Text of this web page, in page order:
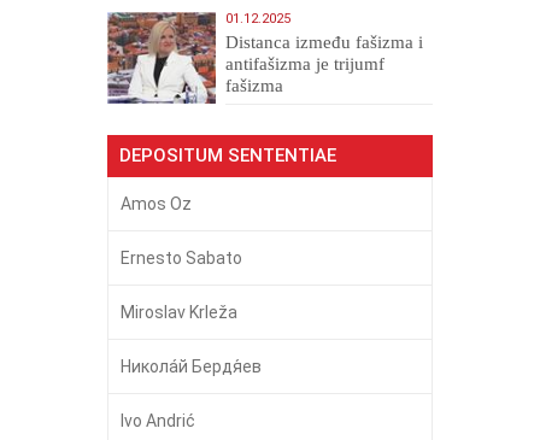
01.12.2025
Distanca između fašizma i
antifašizma je trijumf
fašizma
DEPOSITUM SENTENTIAE
Amos Oz
Ernesto Sabato
Miroslav Krleža
Никола́й Бердя́ев
Ivo Andrić